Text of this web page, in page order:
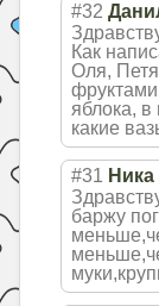
#32
Как
Оля,
яблока, в
какие
#31 Ника
баржу